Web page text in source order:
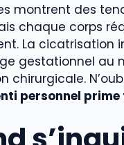
montrent des
chaque corps
La cicatrisation
gestationnel au
chirurgicale.
personnel